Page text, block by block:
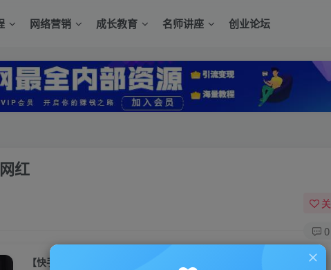
网络营销 成长教育 名师讲座 创业论坛
红
0
【快手训练】14天快手私训课带你成网红